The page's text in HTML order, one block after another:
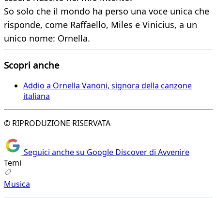
So solo che il mondo ha perso una voce unica che
risponde, come Raffaello, Miles e Vinicius, a un
unico nome: Ornella.
Scopri anche
Addio a Ornella Vanoni, signora della canzone
italiana
© RIPRODUZIONE RISERVATA
Seguici anche su Google Discover di Avvenire
Temi
Musica